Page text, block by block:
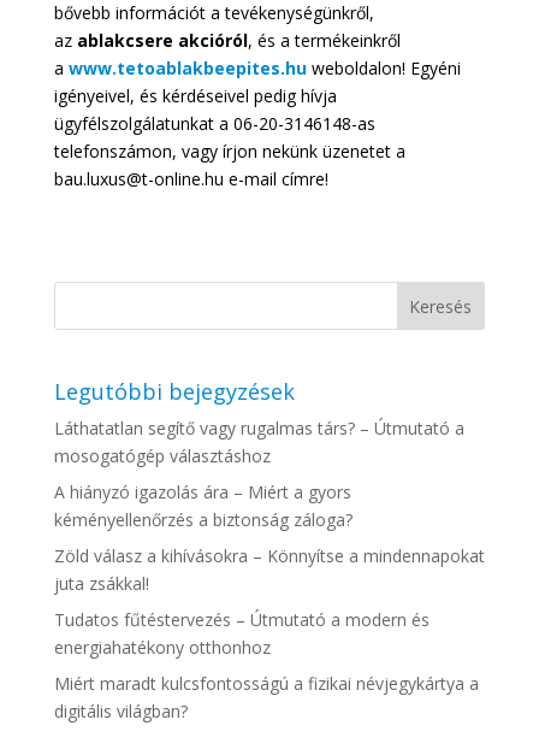
bővebb információt a tevékenységünkről,
azablakcsere akcióról, és a termékeinkről
a www.tetoablakbeepites.huweboldalon! Egyéni
igényeivel, és kérdéseivel pedig hívja
ügyfélszolgálatunkat a 06-20-3146148-as
telefonszámon, vagy írjon nekünk üzenetet a
bau.luxus@t-online.hu e-mail címre!
Legutóbbi bejegyzések
Láthatatlan segítő vagy rugalmas társ? – Útmutató a
mosogatógép választáshoz
A hiányzó igazolás ára – Miért a gyors
kéményellenőrzés a biztonság záloga?
Zöld válasz a kihívásokra – Könnyítse a mindennapokat
juta zsákkal!
Tudatos fűtéstervezés – Útmutató a modern és
energiahatékony otthonhoz
Miért maradt kulcsfontosságú a fizikai névjegykártya a
digitális világban?